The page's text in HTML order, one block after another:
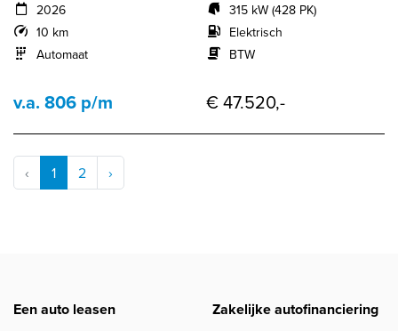
2026
10 km
Automaat
315 kW (428 PK)
Elektrisch
BTW
v.a. 806 p/m € 47.520,-
‹ 1 2 ›
Een auto leasen Zakelijke autofinanciering